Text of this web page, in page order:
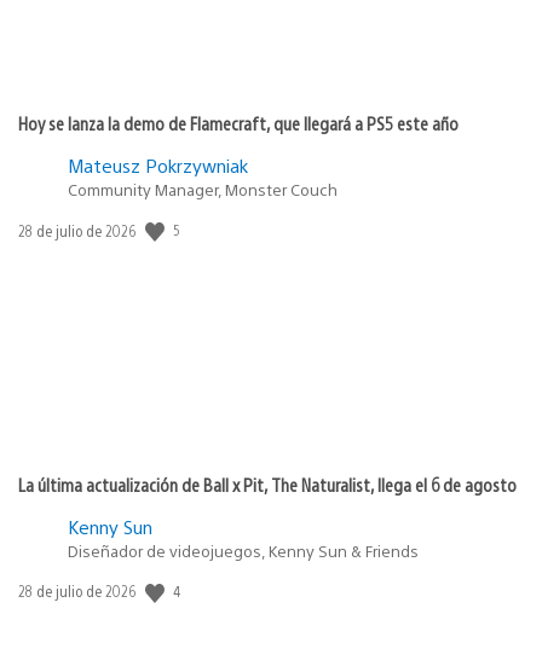
Hoy se lanza la demo de Flamecraft, que llegará a PS5 este año
Mateusz Pokrzywniak
Community Manager, Monster Couch
Fecha
28 de julio de 2026 5
La última actualización de Ball x Pit, The Naturalist, llega el 6 de agosto
Kenny Sun
Diseñador de videojuegos, Kenny Sun & Friends
Fecha
28 de julio de 2026 4